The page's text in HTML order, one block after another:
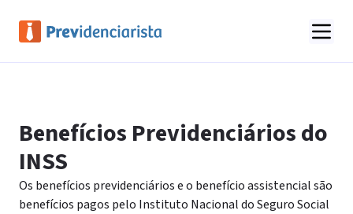
Benefícios Previdenciários do
INSS
Os benefícios previdenciários e o benefício assistencial são
benefícios pagos pelo Instituto Nacional do Seguro Social